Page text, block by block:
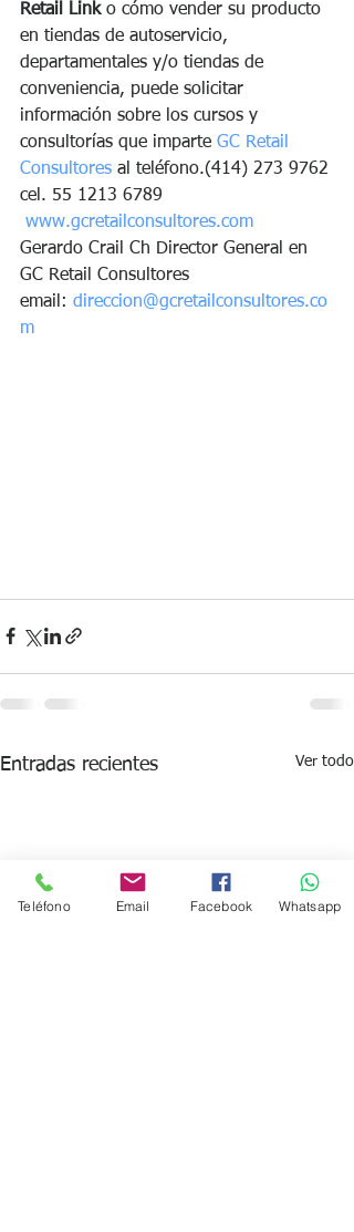
Retail Link o cómo vender su producto
en tiendas de autoservicio,
departamentales y/o tiendas de
conveniencia, puede solicitar
información sobre los cursos y
consultorías que imparte GC Retail
Consultores al teléfono.(414) 273 9762
cel. 55 1213 6789
www.gcretailconsultores.com
Gerardo Crail Ch Director General en
GC Retail Consultores
email: direccion@gcretailconsultores.co
m
Entradas recientes Ver todo
Teléfono Email Facebook Whatsapp